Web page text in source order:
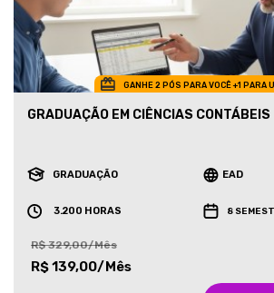
GANHE 2 PÓS PARA VOCÊ +1 PARA
GRADUAÇÃO EM CIÊNCIAS CONTÁBEIS
GRADUAÇÃO EAD
3.200 HORAS 8
R$ 329,00/Mês
R$ 139,00/Mês